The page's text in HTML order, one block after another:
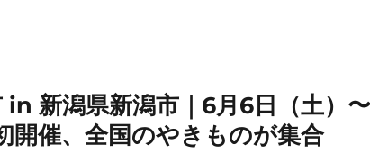
in 新潟県新潟市｜6月6日（土）〜
開催、全国のやきものが集合